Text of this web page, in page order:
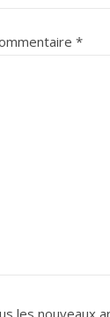
*
les nouveaux